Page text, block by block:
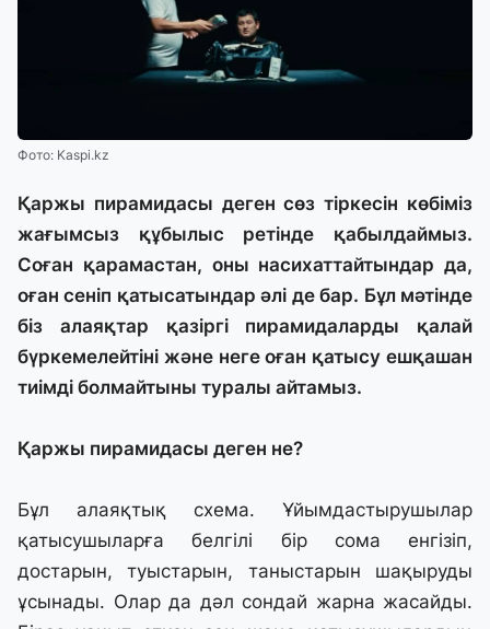
Фото: Kaspi.kz
Қаржы пирамидасы деген сөз тіркесін көбіміз
жағымсыз құбылыс ретінде қабылдаймыз.
Соған қарамастан, оны насихаттайтындар да,
оған сеніп қатысатындар әлі де бар. Бұл мәтінде
біз алаяқтар қазіргі пирамидаларды қалай
бүркемелейтіні және неге оған қатысу ешқашан
тиімді болмайтыны туралы айтамыз.
Қаржы пирамидасы деген не?
Бұл алаяқтық схема. Ұйымдастырушылар
қатысушыларға белгілі бір сома енгізіп,
достарын, туыстарын, таныстарын шақыруды
ұсынады. Олар да дәл сондай жарна жасайды.